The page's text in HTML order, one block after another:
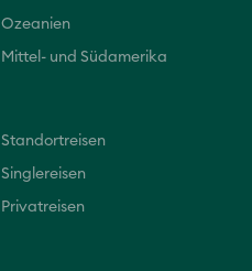
Ozeanien
Mittel- und Südamerika
Standortreisen
Singlereisen
Privatreisen